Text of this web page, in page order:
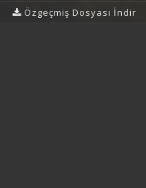
Özgeçmiş Dosyası İndir